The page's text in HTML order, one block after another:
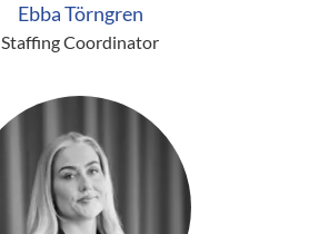
Ebba Törngren
Staffing Coordinator